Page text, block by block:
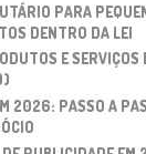
PARA
DENTRO DA LEI
E
2026: PASSO A